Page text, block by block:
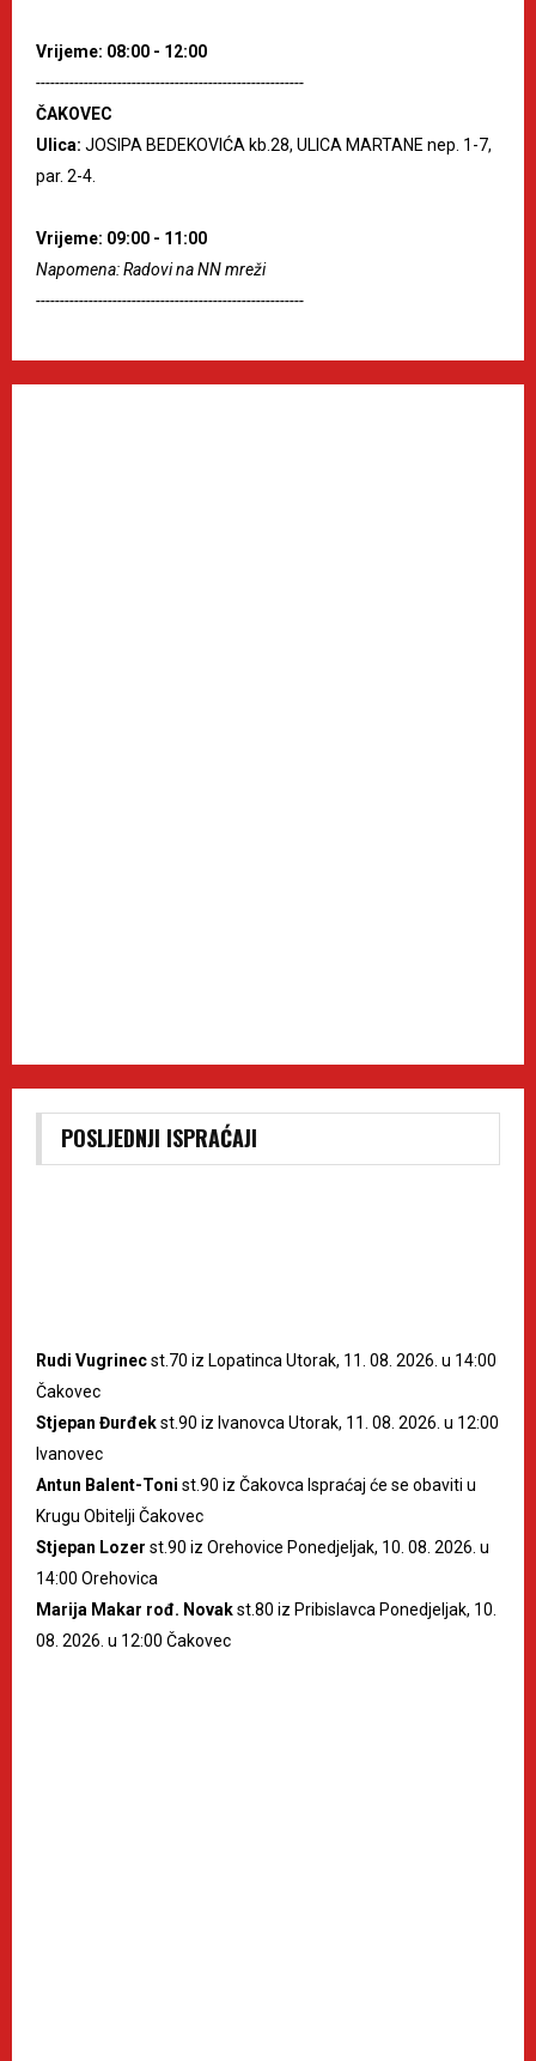
Vrijeme: 08:00 - 12:00
--------------------------------------------------------
ČAKOVEC
Ulica: JOSIPA BEDEKOVIĆA kb.28, ULICA MARTANE nep. 1-7,
par. 2-4.
Vrijeme: 09:00 - 11:00
Napomena: Radovi na NN mreži
--------------------------------------------------------
POSLJEDNJI ISPRAĆAJI
Rudi Vugrinecst.70 iz Lopatinca Utorak, 11. 08. 2026. u 14:00
Čakovec
Stjepan Đurđekst.90 iz Ivanovca Utorak, 11. 08. 2026. u 12:00
Ivanovec
Antun Balent-Toni st.90 iz Čakovca Ispraćaj će se obaviti u
Krugu Obitelji Čakovec
Stjepan Lozer st.90 iz Orehovice Ponedjeljak, 10. 08. 2026. u
14:00 Orehovica
Marija Makar rođ. Novakst.80 iz Pribislavca Ponedjeljak, 10.
08. 2026. u 12:00 Čakovec